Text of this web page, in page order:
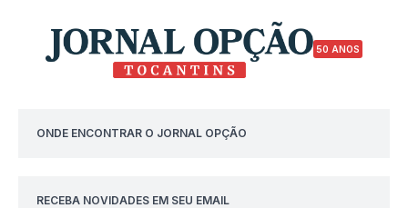
50 ANOS
ONDE ENCONTRAR O JORNAL OPÇÃO
RECEBA NOVIDADES EM SEU EMAIL